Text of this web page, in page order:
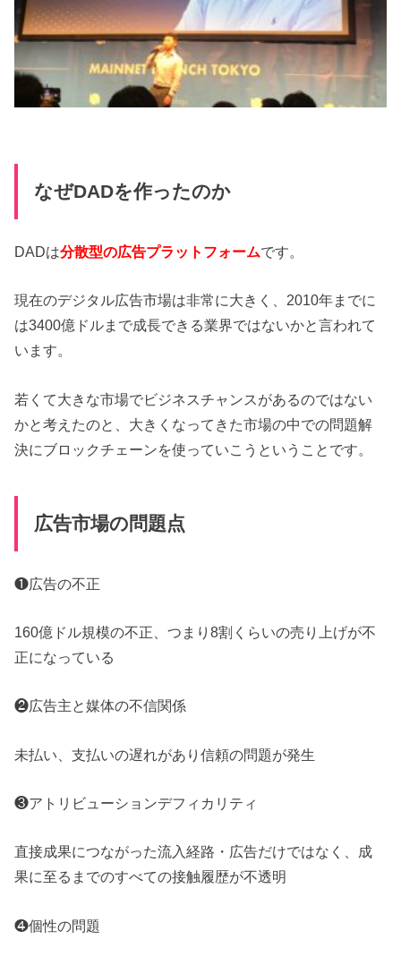
なぜDADを作ったのか
DADは分散型の広告プラットフォームです。
現在のデジタル広告市場は非常に大きく、2010年までに
は3400億ドルまで成長できる業界ではないかと言われて
います。
若くて大きな市場でビジネスチャンスがあるのではない
かと考えたのと、大きくなってきた市場の中での問題解
決にブロックチェーンを使っていこうということです。
広告市場の問題点
❶広告の不正
160億ドル規模の不正、つまり8割くらいの売り上げが不
正になっている
❷広告主と媒体の不信関係
未払い、支払いの遅れがあり信頼の問題が発生
❸アトリビューションデフィカリティ
直接成果につながった流入経路・広告だけではなく、成
果に至るまでのすべての接触履歴が不透明
❹個性の問題